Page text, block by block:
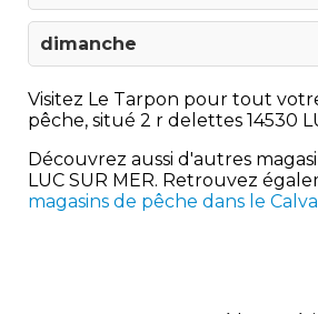
dimanche
Visitez Le Tarpon pour tout
pêche, situé 2 r delettes 14530
Découvrez aussi d'autres
LUC SUR MER. Retrouvez
magasins de pêche dans le